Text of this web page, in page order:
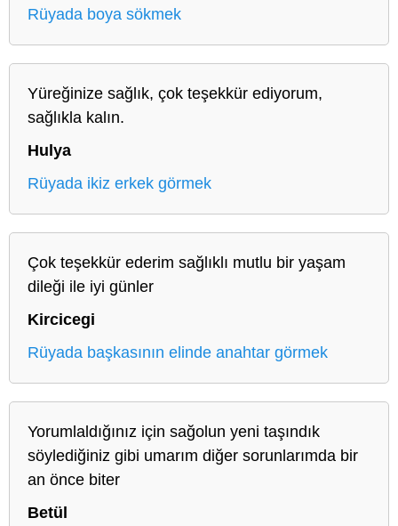
Rüyada boya sökmek
Yüreğinize sağlık, çok teşekkür ediyorum,
sağlıkla kalın.
Hulya
Rüyada ikiz erkek görmek
Çok teşekkür ederim sağlıklı mutlu bir yaşam
dileği ile iyi günler
Kircicegi
Rüyada başkasının elinde anahtar görmek
Yorumlaldığınız için sağolun yeni taşındık
söylediğiniz gibi umarım diğer sorunlarımda bir
an önce biter
Betül